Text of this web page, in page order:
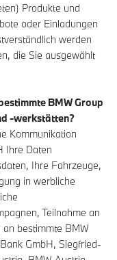
Produkte und
oder Einladungen
werden
die Sie ausgewählt
BMW Group
-werkstätten?
Kommunikation
Ihre Daten
Ihre Fahrzeuge,
in werbliche
Teilnahme an
bestimmte BMW
GmbH, Siegfried-